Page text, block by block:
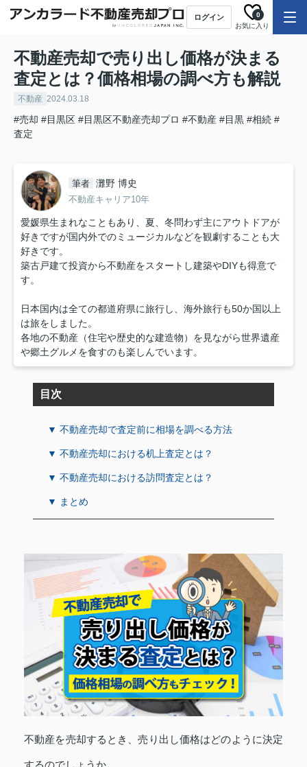
ログイン
お気に入り
0
不動産売却で売り出し価格が決まる
査定とは？価格相場の調べ方も解説
不動産 2024.03.18
#売却 #目黒区 #目黒区不動産売却プロ #不動産 #目黒 #相続 #
査定
筆者 灘野 博史
不動産キャリア10年
愛媛県生まれなこともあり、夏、冬問わず主にアウトドアが
好きですが国内外でのミュージカルなどを観劇することも大
好きです。
築古戸建て投資から不動産をスタートし建築やDIYも得意で
す。
日本国内は全ての都道府県に旅行し、海外旅行も50か国以上
は旅をしました。
各地の不動産（住宅や歴史的な建造物）を見ながら世界遺産
や郷土グルメを食すのも楽しんでいます。
目次
▼ 不動産売却で査定前に相場を調べる方法
▼ 不動産売却における机上査定とは？
▼ 不動産売却における訪問査定とは？
▼ まとめ
不動産を売却するとき、売り出し価格はどのように決定
するのでしょうか。